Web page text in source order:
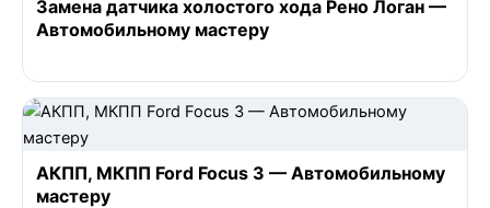
Замена датчика холостого хода Рено Логан —
Автомобильному мастеру
АКПП, МКПП Ford Focus 3 — Автомобильному
мастеру